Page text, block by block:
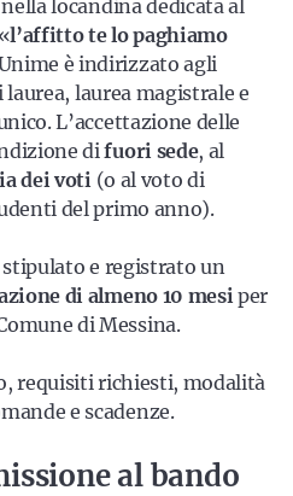
locandina dedicata al
l’affitto te lo paghiamo
è indirizzato agli
laurea magistrale e
L’accettazione delle
difuori sede, al
dei voti(o al voto di
del primo anno).
stipulato e registrato un
di almeno 10 mesiper
di Messina.
requisiti richiesti, modalità
e scadenze.
al bando